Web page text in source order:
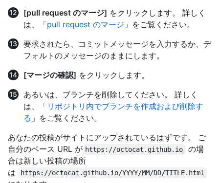
[pull request のマージ] をクリックします。 詳しく
は、「pull request のマージ 」をご覧ください。
要求されたら、コミットメッセージを入力するか、デ
フォルトのメッセージのままにします。
[マージの確認] をクリックします。
あるいは、ブランチを削除してください。 詳しく
は、「 リポジトリ内でブランチを作成および削除す
る 」をご覧ください。
あなたの投稿がサイトにアップされているはずです。 ご
自分のベース URL が https://octocat.github.io
の場
合は新しい投稿の場所
は
https://octocat.github.io/YYYY/MM/DD/TITLE.html